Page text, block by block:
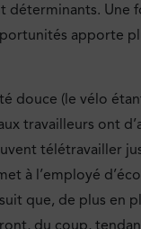
déterminants. Une
apporte
douce (le vélo
travailleurs ont
télétravailler
à l’employé
que, de plus en
du coup,